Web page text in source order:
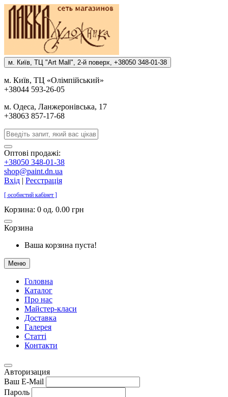
м. Киïв, ТЦ "Art Mall", 2-й поверх, +38050 348-01-38
м. Киïв, ТЦ «Олiмпiйський»
+38044 593-26-05
м. Одеса, Ланжеронiвська, 17
+38063 857-17-68
Оптові продажі:
+38050 348-01-38
shop@paint.dn.ua
Вхід | Реєстрація
[ особистий кабінет ]
Корзина: 0 од. 0.00 грн
Корзина
Ваша корзина пуста!
Меню
Головна
Каталог
Про нас
Майстер-класи
Доставка
Галерея
Статтi
Контакти
Авторизация
Ваш E-Mail
Пароль